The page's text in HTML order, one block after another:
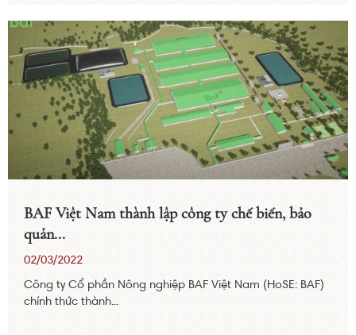
BAF Việt Nam thành lập công ty chế biến, bảo
quản...
02/03/2022
Công ty Cổ phần Nông nghiệp BAF Việt Nam (HoSE: BAF)
chính thức thành...